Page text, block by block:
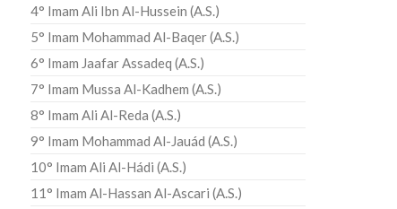
4° Imam Ali Ibn Al-Hussein (A.S.)
5° Imam Mohammad Al-Baqer (A.S.)
6° Imam Jaafar Assadeq (A.S.)
7° Imam Mussa Al-Kadhem (A.S.)
8° Imam Ali Al-Reda (A.S.)
9° Imam Mohammad Al-Jauád (A.S.)
10° Imam Ali Al-Hádi (A.S.)
11° Imam Al-Hassan Al-Ascari (A.S.)